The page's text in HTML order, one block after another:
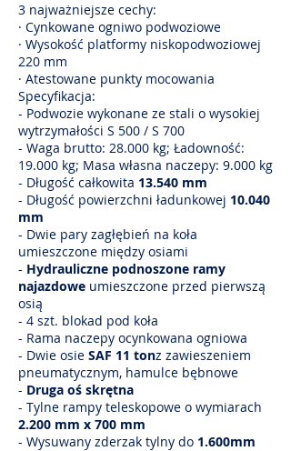
3 najważniejsze cechy:
· Cynkowane ogniwo podwoziowe
· Wysokość platformy niskopodwoziowej
220 mm
· Atestowane punkty mocowania
Specyfikacja:
- Podwozie wykonane ze stali o wysokiej
wytrzymałości S 500 / S 700
- Waga brutto: 28.000 kg; Ładowność:
19.000 kg; Masa własna naczepy: 9.000 kg
- Długość całkowita 13.540 mm
- Długość powierzchni ładunkowej 10.040
mm
- Dwie pary zagłębień na koła
umieszczone między osiami
- Hydrauliczne podnoszone ramy
najazdowe umieszczone przed pierwszą
osią
- 4 szt. blokad pod koła
- Rama naczepy ocynkowana ogniowa
- Dwie osie SAF 11 tonz zawieszeniem
pneumatycznym, hamulce bębnowe
- Druga oś skrętna
- Tylne rampy teleskopowe o wymiarach
2.200 mm x 700 mm
- Wysuwany zderzak tylny do 1.600mm